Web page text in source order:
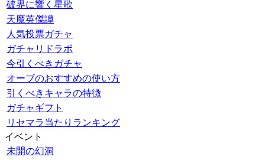
破界に響く星歌
天魔英傑譚
人気投票ガチャ
ガチャリドラボ
今引くべきガチャ
オーブのおすすめの使い方
引くべきキャラの特徴
ガチャギフト
リセマラ当たりランキング
イベント
未開の幻洞